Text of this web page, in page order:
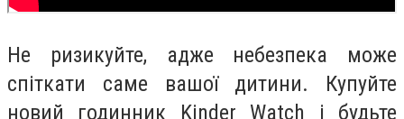
Не ризикуйте, адже небезпека може
спіткати саме вашої дитини. Купуйте
новий годинник Kinder Watch і будьте